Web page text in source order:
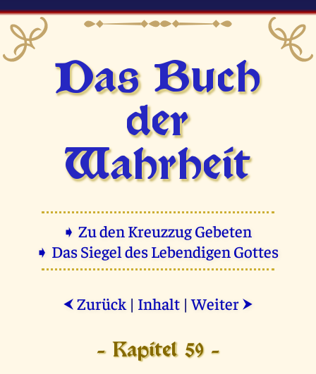
Das Buch
der
Wahrheit
➧ Zu den Kreuzzug Gebeten
➧ Das Siegel des Lebendigen Gottes
⮜ Zurück | Inhalt |Weiter ⮞
- Kapitel 59 -